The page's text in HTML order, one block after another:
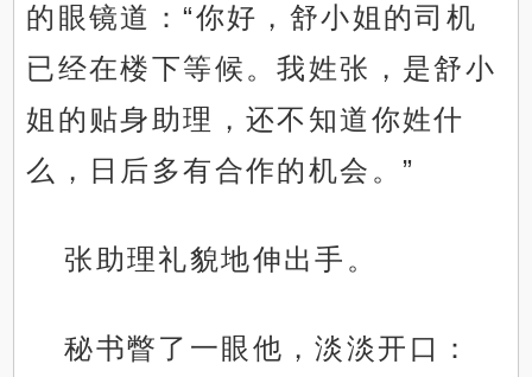
的眼镜道：“你好，舒小姐的司机
已经在楼下等候。我姓张，是舒小
姐的贴身助理，还不知道你姓什
么，日后多有合作的机会。”
张助理礼貌地伸出手。
秘书瞥了一眼他，淡淡开口：